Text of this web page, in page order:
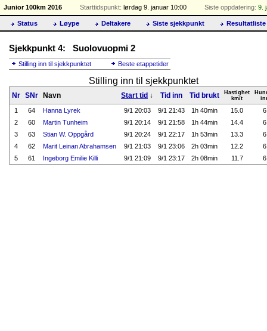
Junior 100km 2016 Starttidspunkt: lørdag 9. januar 10:00 Siste oppdatering: 9.
Status Løype Deltakere Siste sjekkpunkt Resultatliste
Sjekkpunkt 4: Suolovuopmi 2
Stilling inn til sjekkpunktet Beste etappetider
Stilling inn til sjekkpunktet
Nr SNr Navn Start tid ↓ Tid inn Tid brukt
Hastighet
km/t
1 64 Hanna Lyrek 9/1 20:03 9/1 21:43 1h 40min 15.0
6
2
60 Martin Tunheim 9/1 20:14 9/1 21:58 1h 44min 14.4
6
3
63 Stian W. Oppgård 9/1 20:24 9/1 22:17 1h 53min 13.3
6
4
62 Marit Leinan Abrahamsen 9/1 21:03 9/1 23:06 2h 03min 12.2
6
5
61 Ingeborg Emilie Killi 9/1 21:09 9/1 23:17 2h 08min 11.7 6